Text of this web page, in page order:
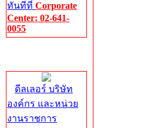
ทันทีที่ Corporate
Center: 02-641-
0055
ดีลเลอร์ บริษัท
องค์กร และหน่วย
งานราชการ